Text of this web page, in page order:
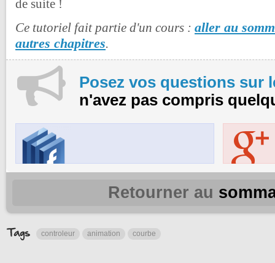
de suite !
Ce tutoriel fait partie d'un cours : aller au
autres chapitres.
Posez vos questions sur
n'avez pas compris
Retourner au
controleur animation courbe